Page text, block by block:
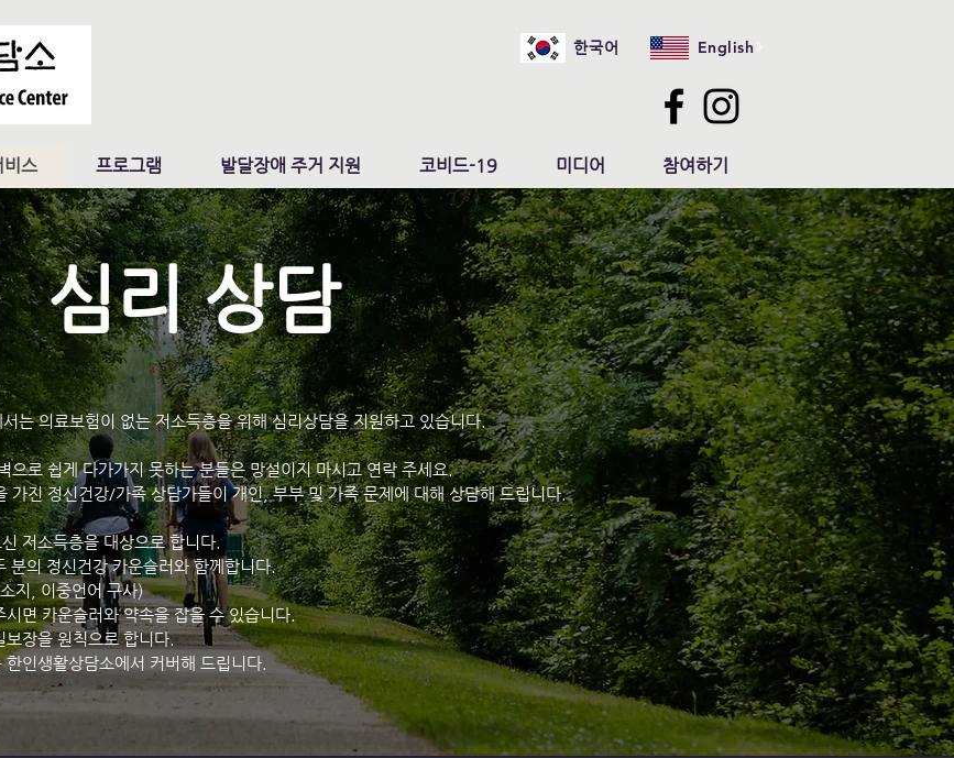
한국어 English
비스 프로그램 발달장애 주거 지원 코비드-19 미디어 참여하기
심리 상담
는 의료보험이 없는 저소득층을 위해 심리상담을 지원하고 있습니다.
으로 쉽게 다가가지 못하는 분들은 망설이지 마시고 연락 주세요.
가진 정신건강/가족 상담가들이 개인, 부부 및 가족 문제에 대해 상담해 드립니다.
저소득층을 대상으로 합니다.
분의 정신건강 카운슬러와 함께합니다.
지, 이중언어 구사)
시면 카운슬러와 약속을 잡을 수 있습니다.
보장을 원칙으로 합니다.
인생활상담소에서 커버해 드립니다.